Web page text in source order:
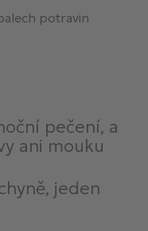
potravin
pečení, a
ani mouku
jeden